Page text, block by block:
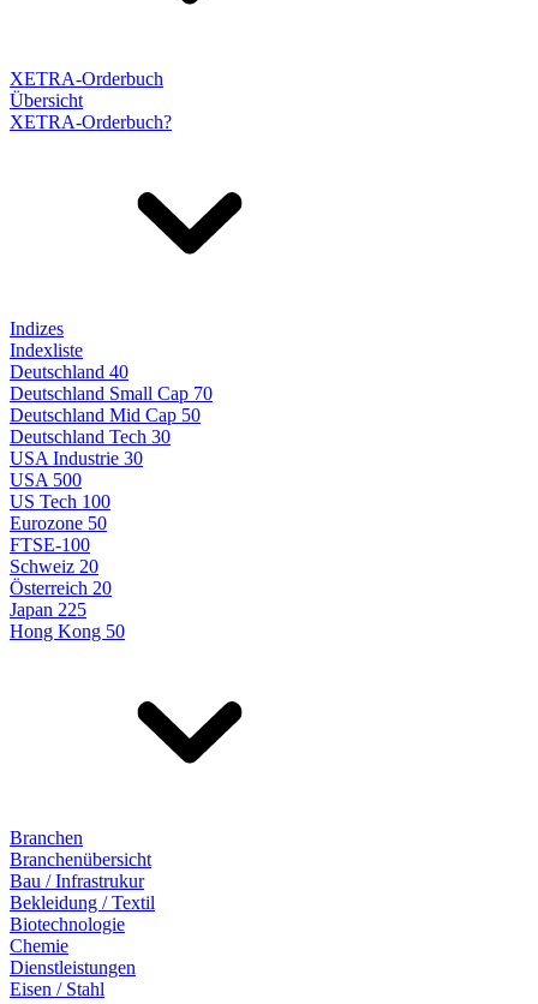
XETRA-Orderbuch
Übersicht
XETRA-Orderbuch?
Indizes
Indexliste
Deutschland 40
Deutschland Small Cap 70
Deutschland Mid Cap 50
Deutschland Tech 30
USA Industrie 30
USA 500
US Tech 100
Eurozone 50
FTSE-100
Schweiz 20
Österreich 20
Japan 225
Hong Kong 50
Branchen
Branchenübersicht
Bau / Infrastrukur
Bekleidung / Textil
Biotechnologie
Chemie
Dienstleistungen
Eisen / Stahl